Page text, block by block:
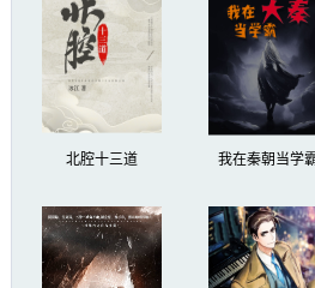
北腔十三道 我在秦朝当学